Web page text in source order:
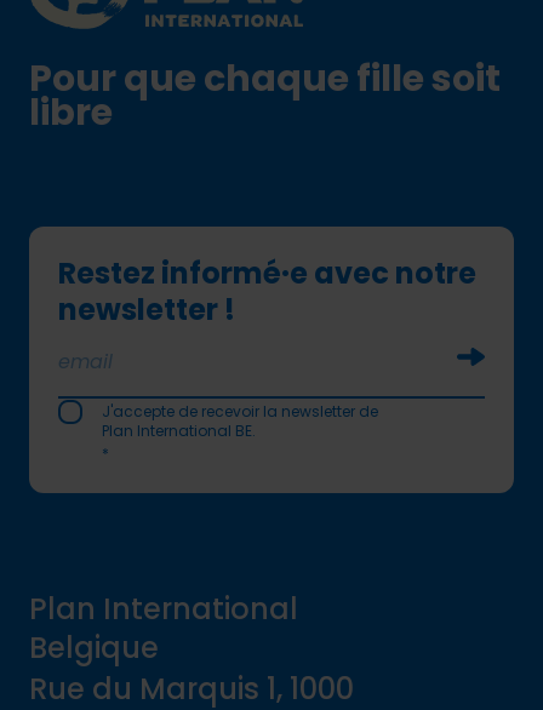
Pour que chaque fille soit
libre
Restez informé·e avec notre
newsletter !
J'accepte de recevoir la newsletter de
Plan International BE.
*
Plan International
Belgique
Rue du Marquis 1, 1000